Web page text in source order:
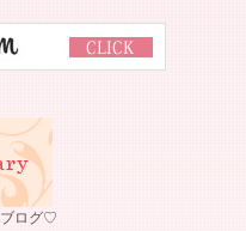
ブログ♡